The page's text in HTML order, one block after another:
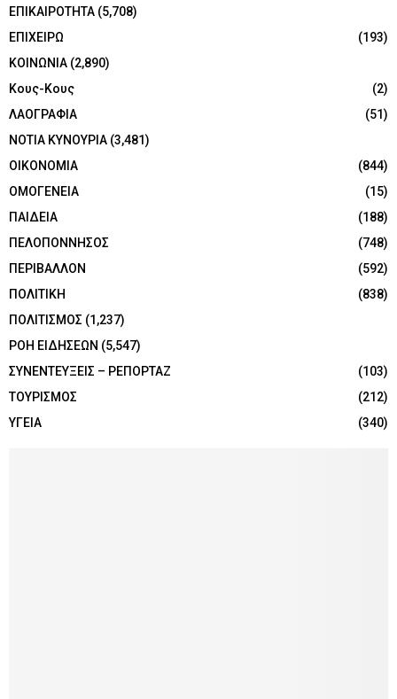
ΕΠΙΚΑΙΡΟΤΗΤΑ (5,708)
ΕΠΙΧΕΙΡΩ
(193)
ΚΟΙΝΩΝΙΑ (2,890)
Κους-Κους
(2)
ΛΑΟΓΡΑΦΙΑ
(51)
ΝΟΤΙΑ ΚΥΝΟΥΡΙΑ (3,481)
ΟΙΚΟΝΟΜΙΑ
(844)
ΟΜΟΓΕΝΕΙΑ
(15)
ΠΑΙΔΕΙΑ
(188)
ΠΕΛΟΠΟΝΝΗΣΟΣ
(748)
ΠΕΡΙΒΑΛΛΟΝ
(592)
ΠΟΛΙΤΙΚΗ
(838)
ΠΟΛΙΤΙΣΜΟΣ (1,237)
ΡΟΗ ΕΙΔΗΣΕΩΝ (5,547)
ΣΥΝΕΝΤΕΥΞΕΙΣ – ΡΕΠΟΡΤΑΖ
(103)
ΤΟΥΡΙΣΜΟΣ
(212)
ΥΓΕΙΑ
(340)